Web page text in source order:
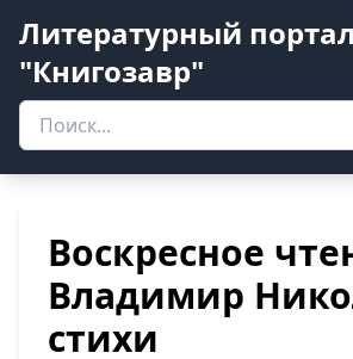
Литературный портал
"Книгозавр"
Воскресное
Владимир
стихи